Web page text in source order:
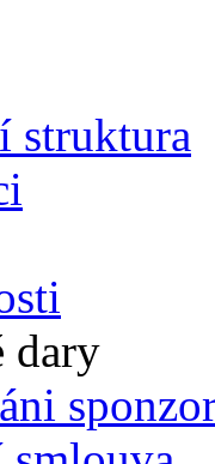
struktura
dary